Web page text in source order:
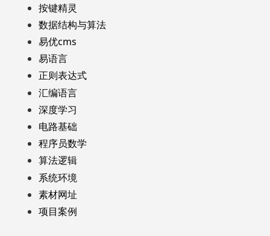
按键精灵
数据结构与算法
易优cms
易语言
正则表达式
汇编语言
深度学习
电路基础
程序员数学
算法逻辑
系统环境
素材网址
项目案例